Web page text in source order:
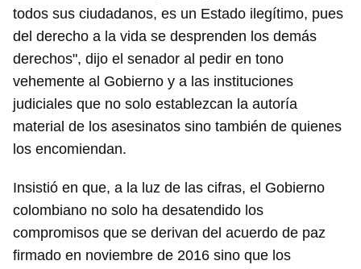
todos sus ciudadanos, es un Estado ilegítimo, pues
del derecho a la vida se desprenden los demás
derechos", dijo el senador al pedir en tono
vehemente al Gobierno y a las instituciones
judiciales que no solo establezcan la autoría
material de los asesinatos sino también de quienes
los encomiendan.
Insistió en que, a la luz de las cifras, el Gobierno
colombiano no solo ha desatendido los
compromisos que se derivan del acuerdo de paz
firmado en noviembre de 2016 sino que los